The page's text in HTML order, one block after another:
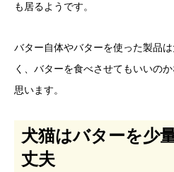
も居るようです。
バター自体やバターを使った製品
く、バターを食べさせてもいいの
思います。
犬猫はバターを少
丈夫